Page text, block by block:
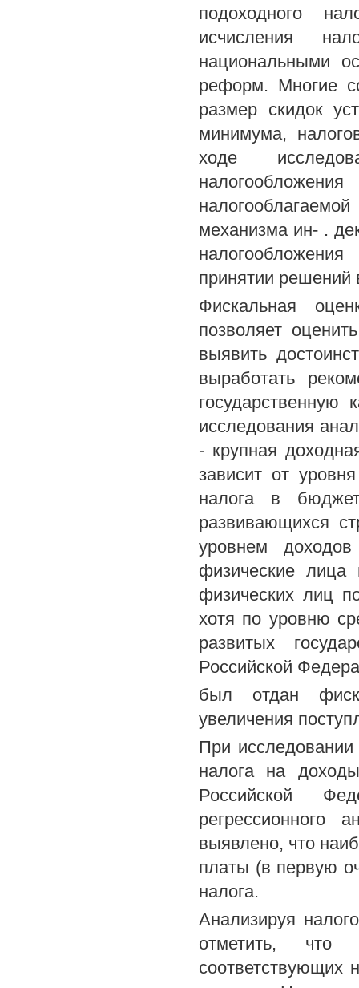
подоходного
исчисления
национальными
реформ. Многие
размер скидок
минимума,
ходе
механизма ин- .
принятии решений
Фискальная
позволяет
выявить
выработать
государственную
исследования
- крупная
зависит от
налога в
развивающихся
уровнем
физические
физических лиц
хотя по уровню
развитых
Российской
был отдан
увеличения
При
налога на
Российской
регрессионного
выявлено, что
платы (в первую
налога.
Анализируя
отметить, что
соответствующих